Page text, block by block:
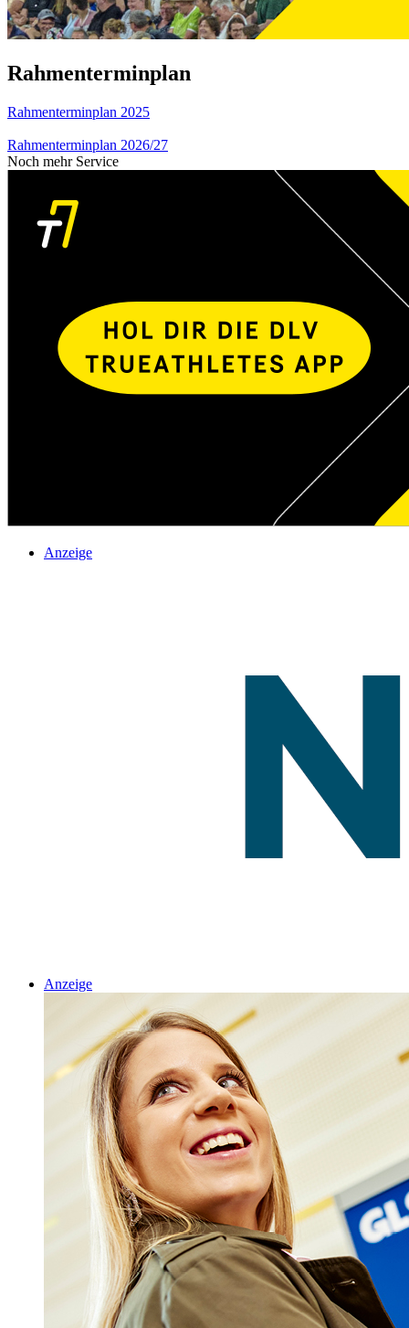
Rahmenterminplan
Rahmenterminplan 2025
Rahmenterminplan 2026/27
Noch mehr Service
Anzeige
Anzeige